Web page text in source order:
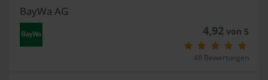
BayWa AG
4,92von 5
48 Bewertungen